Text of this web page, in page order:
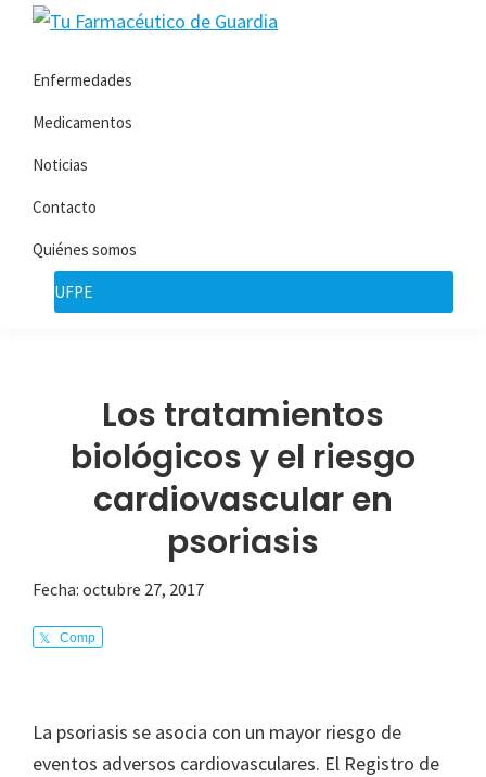
Saltar
navegación
Saltar
contenido
principal
Farmacéutico
de
Guardia
la
información
necesita
sobre
su
enfermedad
Enfermedades
Medicamentos
Noticias
Contacto
Quiénes somos
UFPE
Los tratamientos
biológicos y el riesgo
cardiovascular en
psoriasis
Fecha: octubre 27, 2017
Comp
La psoriasis se asocia con un mayor riesgo de
eventos adversos cardiovasculares. El Registro de